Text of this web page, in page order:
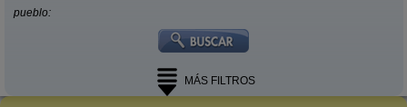
pueblo:
MÁS FILTROS